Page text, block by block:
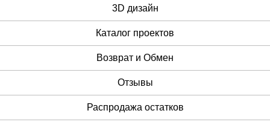
3D дизайн
Каталог проектов
Возврат и Обмен
Отзывы
Распродажа остатков